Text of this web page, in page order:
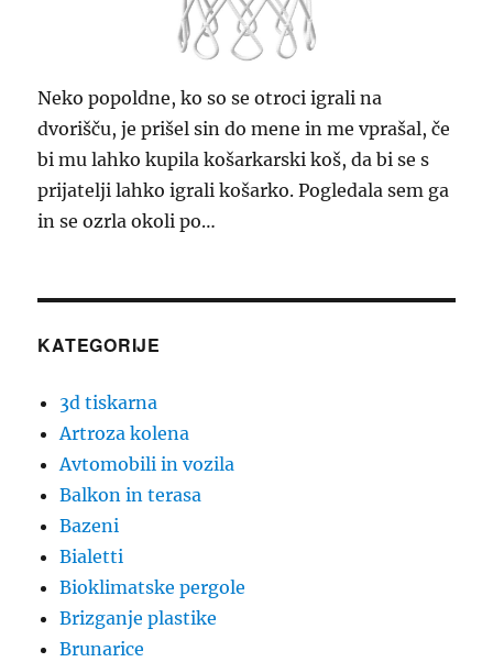
Neko popoldne, ko so se otroci igrali na
dvorišču, je prišel sin do mene in me vprašal, če
bi mu lahko kupila košarkarski koš, da bi se s
prijatelji lahko igrali košarko. Pogledala sem ga
in se ozrla okoli po…
KATEGORIJE
3d tiskarna
Artroza kolena
Avtomobili in vozila
Balkon in terasa
Bazeni
Bialetti
Bioklimatske pergole
Brizganje plastike
Brunarice